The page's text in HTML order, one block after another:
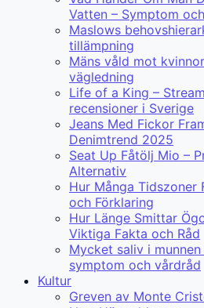
Vatten – Symptom
Maslows
tillämpning
Mäns våld mot
vägledning
Life of a King –
recensioner i Sverige
Jeans Med Fickor
Denimtrend 2025
Seat Up Fåtölj Mio –
Alternativ
Hur Många Tidszoner
och Förklaring
Hur Länge Smittar
Viktiga Fakta och Råd
Mycket saliv i munnen
symptom och vårdråd
Kultur
Greven av Monte